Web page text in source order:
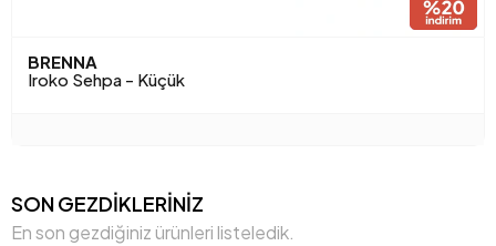
BRENNA
Iroko Sehpa - Küçük
SON GEZDİKLERİNİZ
En son gezdiğiniz ürünleri listeledik.